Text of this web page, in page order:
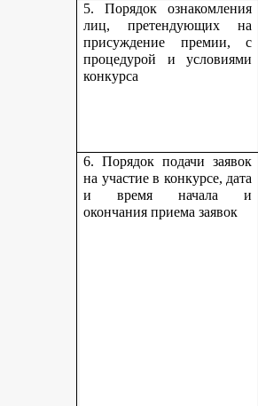
5. Порядок ознакомления
лиц, претендующих на
присуждение премии, с
процедурой и условиями
конкурса
6. Порядок подачи заявок
на участие в конкурсе, дата
и время начала и
окончания приема заявок